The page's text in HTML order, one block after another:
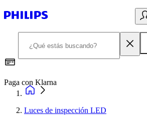
Paga con Klarna
Luces de inspección LED